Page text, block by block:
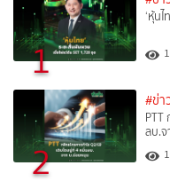
1
‘หุ้น
2
#ข่า
PTT
ลบ.